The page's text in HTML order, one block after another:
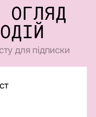
ОГЛЯД
для підписки